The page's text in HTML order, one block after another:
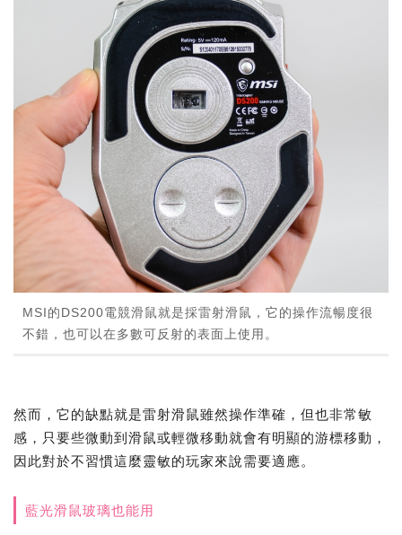
MSI的DS200電競滑鼠就是採雷射滑鼠，它的操作流暢度很
不錯，也可以在多數可反射的表面上使用。
然而，它的缺點就是雷射滑鼠雖然操作準確，但也非常敏
感，只要些微動到滑鼠或輕微移動就會有明顯的游標移動，
因此對於不習慣這麼靈敏的玩家來說需要適應。
藍光滑鼠玻璃也能用